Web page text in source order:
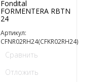
Fondital
FORMENTERA RBTN
24
Артикул:
CFNR02RH24(CFKR02RH24)
Сравнить
Отложить